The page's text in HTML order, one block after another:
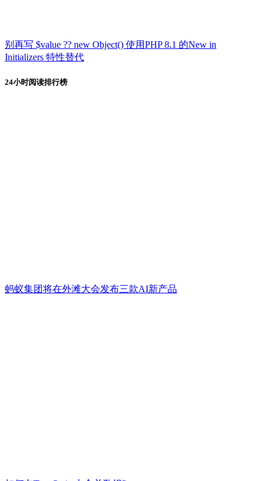
别再写 $value ?? new Object() 使用PHP 8.1 的New in
Initializers 特性替代
24小时阅读排行榜
蚂蚁集团将在外滩大会发布三款AI新产品